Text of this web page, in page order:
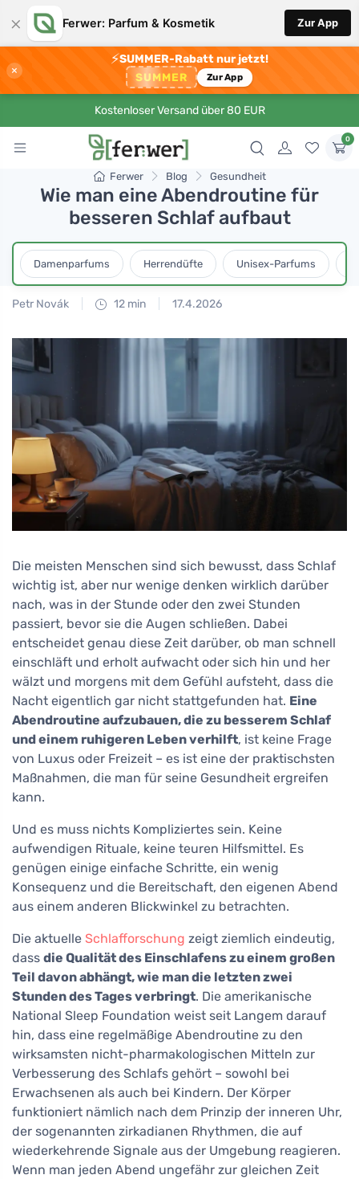
× Ferwer: Parfum & Kosmetik Zur App
×
⚡SUMMER-Rabatt nur jetzt!
SUMMER Zur App
Kostenloser Versand über 80 EUR
0
Ferwer Blog Gesundheit
Wie man eine Abendroutine für
besseren Schlaf aufbaut
Damenparfums Herrendüfte Unisex-Parfums
Petr Novák 12 min 17.4.2026
Die meisten Menschen sind sich bewusst, dass Schlaf
wichtig ist, aber nur wenige denken wirklich darüber
nach, was in der Stunde oder den zwei Stunden
passiert, bevor sie die Augen schließen. Dabei
entscheidet genau diese Zeit darüber, ob man schnell
einschläft und erholt aufwacht oder sich hin und her
wälzt und morgens mit dem Gefühl aufsteht, dass die
Nacht eigentlich gar nicht stattgefunden hat. Eine
Abendroutine aufzubauen, die zu besserem Schlaf
und einem ruhigeren Leben verhilft, ist keine Frage
von Luxus oder Freizeit – es ist eine der praktischsten
Maßnahmen, die man für seine Gesundheit ergreifen
kann.
Und es muss nichts Kompliziertes sein. Keine
aufwendigen Rituale, keine teuren Hilfsmittel. Es
genügen einige einfache Schritte, ein wenig
Konsequenz und die Bereitschaft, den eigenen Abend
aus einem anderen Blickwinkel zu betrachten.
Die aktuelle Schlafforschung zeigt ziemlich eindeutig,
dass die Qualität des Einschlafens zu einem großen
Teil davon abhängt, wie man die letzten zwei
Stunden des Tages verbringt. Die amerikanische
National Sleep Foundation weist seit Langem darauf
hin, dass eine regelmäßige Abendroutine zu den
wirksamsten nicht-pharmakologischen Mitteln zur
Verbesserung des Schlafs gehört – sowohl bei
Erwachsenen als auch bei Kindern. Der Körper
funktioniert nämlich nach dem Prinzip der inneren Uhr,
der sogenannten zirkadianen Rhythmen, die auf
wiederkehrende Signale aus der Umgebung reagieren.
Wenn man jeden Abend ungefähr zur gleichen Zeit